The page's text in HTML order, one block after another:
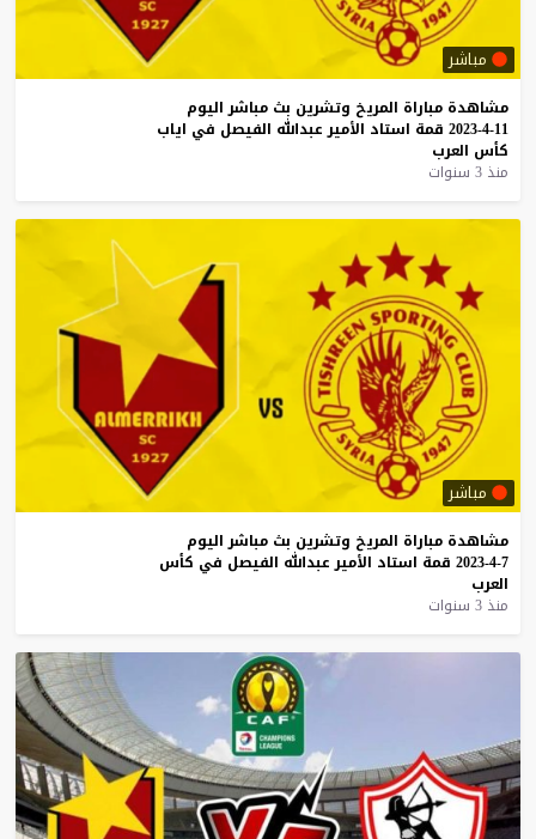
مباشر
مشاهدة مباراة المريخ وتشرين بث مباشر اليوم
11-4-2023
قمة استاد الأمير عبدالله الفيصل في اياب
كأس العرب
منذ 3 سنوات
مباشر
مشاهدة مباراة المريخ وتشرين بث مباشر اليوم
7-4-2023
قمة استاد الأمير عبدالله الفيصل في كأس
العرب
منذ 3 سنوات